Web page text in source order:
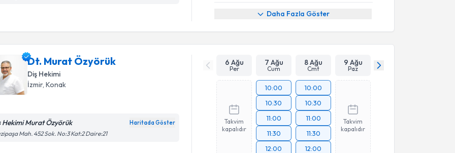
Daha Fazla Göster
Dt. Murat Özyörük
Diş Hekimi
İzmir,Konak
Hekimi Murat Özyörük Haritada Göster
Mah. 452 Sok. No:3 Kat:2 Daire:21
6 Ağu
Per
7 Ağu
Cum
8 Ağu
Cmt
9 Ağu
Paz
Takvim
kapalıdır
10:00
10:30
11:00
11:30
12:00
10:00
10:30
11:00
11:30
12:00
Takvim
kapalıdır